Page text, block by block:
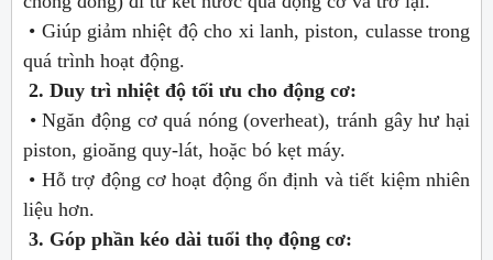
• Giúp giảm nhiệt độ cho xi lanh, piston, culasse trong
quá trình hoạt động.
2. Duy trì nhiệt độ tối ưu cho động cơ:
• Ngăn động cơ quá nóng (overheat), tránh gây hư hại
piston, gioăng quy-lát, hoặc bó kẹt máy.
• Hỗ trợ động cơ hoạt động ổn định và tiết kiệm nhiên
liệu hơn.
3. Góp phần kéo dài tuổi thọ động cơ: